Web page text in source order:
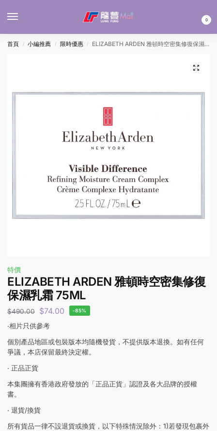
0
首頁 / 小編推薦 / 限時優惠 / ELIZABETH ARDEN 雅頓時空密集修復保濕乳霜 75ML
特價
ELIZABETH ARDEN 雅頓時空密集修復
保濕乳霜 75ML
$490.00 $74.00 -85%
‧相片只供參考
個別產品地區或包裝版本均隨機發貨，不提供版本退換。如有任何
爭議，本店保留最終決定權。
‧ 正品正貨
本集團擁有香港政府發放的「正品正貨」認證及各大品牌的授權
書。
‧ 退貨/換貨
所有貨品一律不設退貨或換貨，以下特殊情況除外：1)若發現包裹外